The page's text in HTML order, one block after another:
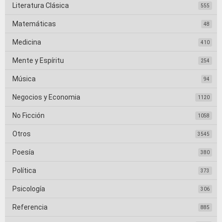
Literatura Clásica 555
Matemáticas 48
Medicina 410
Mente y Espíritu 254
Música 94
Negocios y Economia 1120
No Ficción 1058
Otros 3545
Poesía 380
Política 373
Psicología 306
Referencia 885